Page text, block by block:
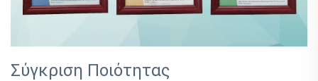
Σύγκριση Ποιότητας